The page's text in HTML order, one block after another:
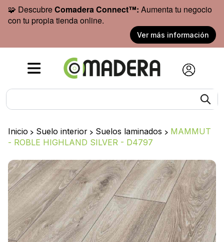
🧩 DescubreComadera Connect™: Aumenta tu negocio
con tu propia tienda online.
Ver más información
Inicio > Suelo interior > Suelos laminados > MAMMUT
- ROBLE HIGHLAND SILVER - D4797